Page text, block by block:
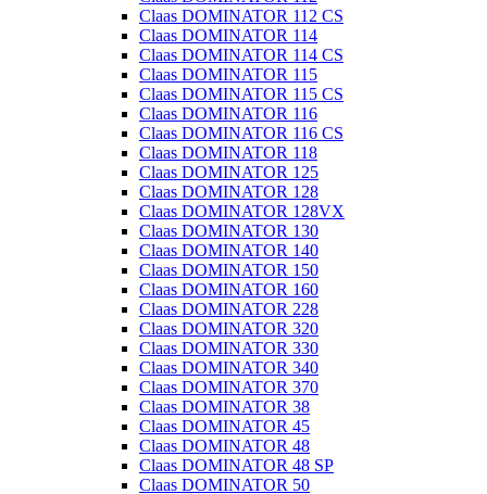
Claas DOMINATOR 112 CS
Claas DOMINATOR 114
Claas DOMINATOR 114 CS
Claas DOMINATOR 115
Claas DOMINATOR 115 CS
Claas DOMINATOR 116
Claas DOMINATOR 116 CS
Claas DOMINATOR 118
Claas DOMINATOR 125
Claas DOMINATOR 128
Claas DOMINATOR 128VX
Claas DOMINATOR 130
Claas DOMINATOR 140
Claas DOMINATOR 150
Claas DOMINATOR 160
Claas DOMINATOR 228
Claas DOMINATOR 320
Claas DOMINATOR 330
Claas DOMINATOR 340
Claas DOMINATOR 370
Claas DOMINATOR 38
Claas DOMINATOR 45
Claas DOMINATOR 48
Claas DOMINATOR 48 SP
Claas DOMINATOR 50